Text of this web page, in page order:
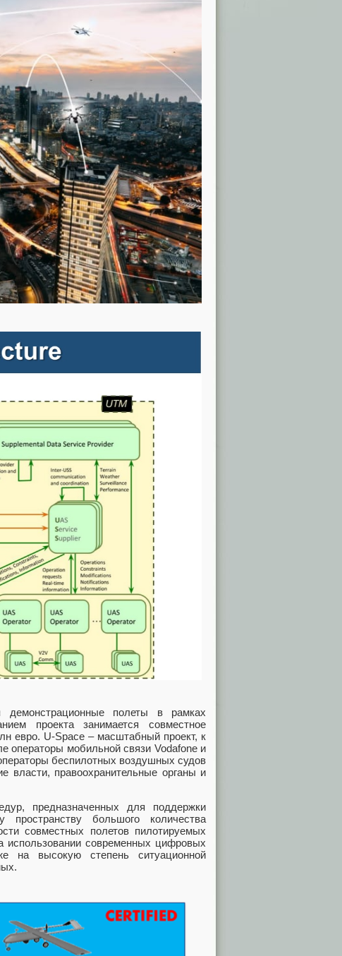
полеты в рамках
проекта занимается совместное
евро. U-Space – масштабный проект, к
операторы мобильной связи Vodafone и
беспилотных воздушных судов
власти, правоохранительные органы и
предназначенных для поддержки
большого количества
совместных полетов пилотируемых
современных цифровых
на высокую степень ситуационной